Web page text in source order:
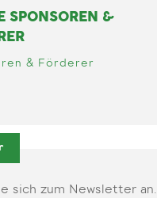
SPONSOREN &
& Förderer
sich zum Newsletter an.